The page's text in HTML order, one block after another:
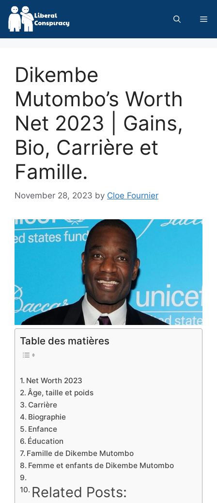
Skip
content
Dikembe
Mutombo’s Worth
Net 2023 | Gains,
Bio, Carrière et
Famille.
November 28, 2023 by Cloe Fournier
Table des matières
Net Worth 2023
Âge, taille et poids
Carrière
Biographie
Enfance
Éducation
Famille de Dikembe Mutombo
Femme et enfants de Dikembe Mutombo
Related Posts: